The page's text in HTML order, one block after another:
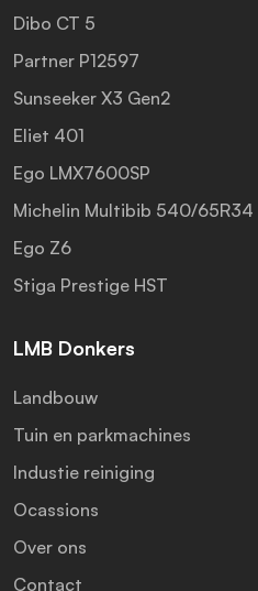
Dibo CT 5
Partner P12597
Sunseeker X3 Gen2
Eliet 401
Ego LMX7600SP
Michelin Multibib 540/65R34
Ego Z6
Stiga Prestige HST
LMB Donkers
Landbouw
Tuin en parkmachines
Industie reiniging
Ocassions
Over ons
Contact